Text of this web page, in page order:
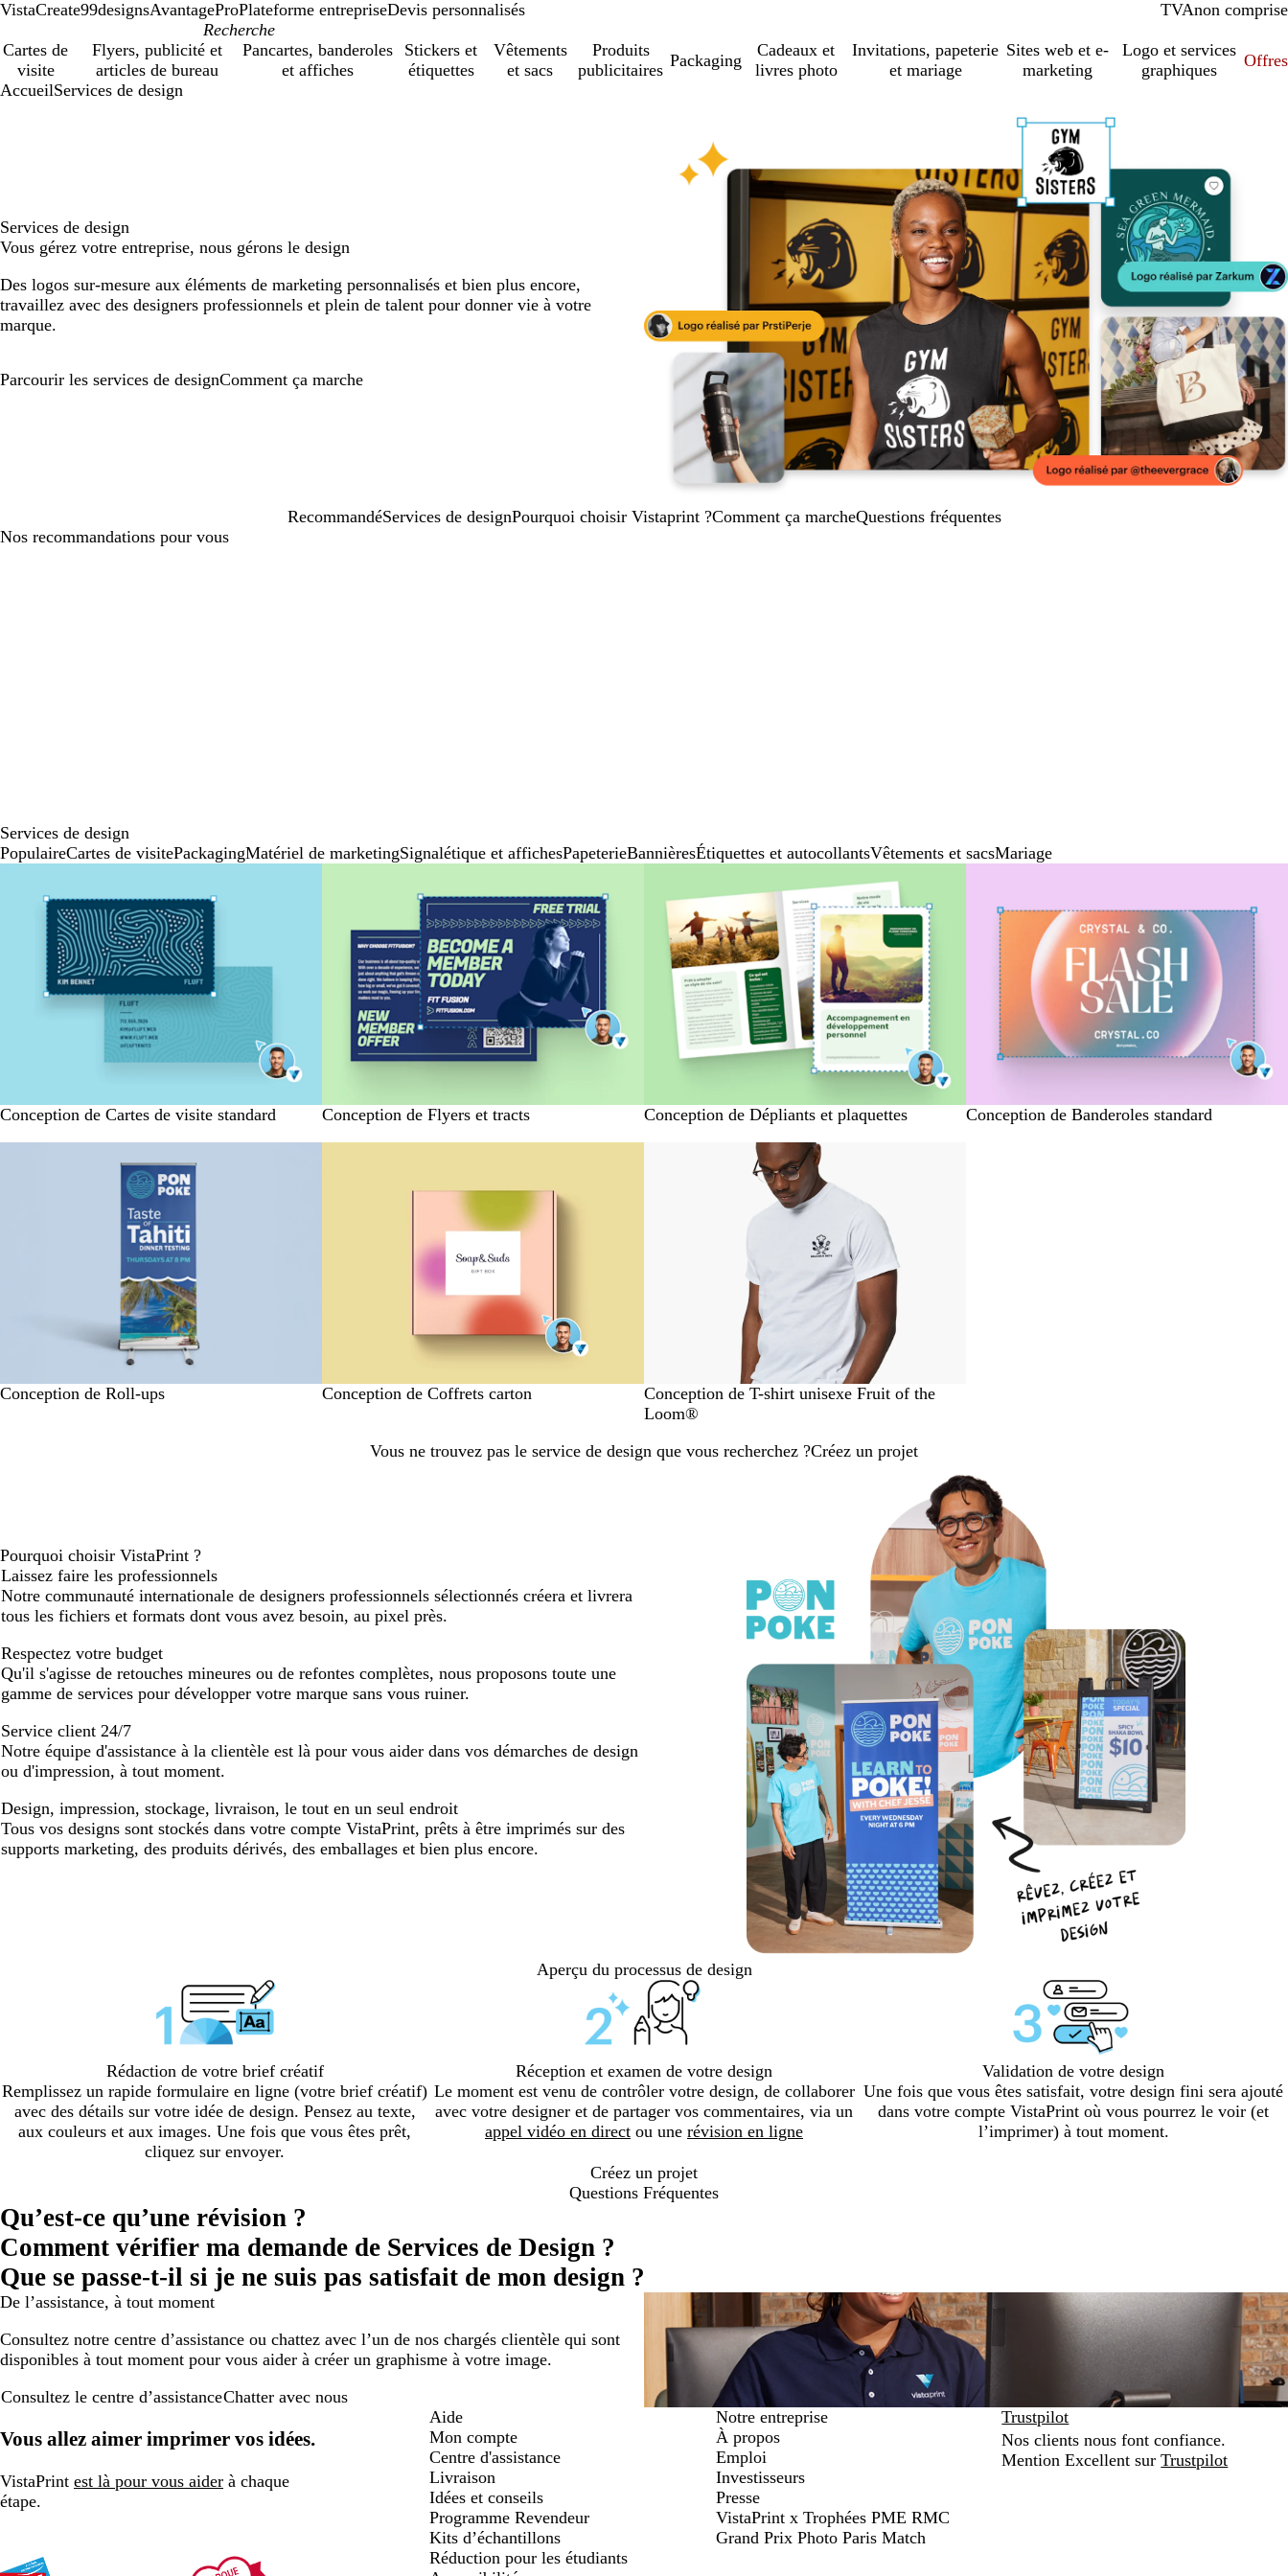
VistaCreate99designsAvantageProPlateforme entrepriseDevis personnalisés TVAcomprise
non comprise
Cartes de
visite
Flyers, publicité et
articles de bureau
Pancartes, banderoles
et affiches
Stickers et
étiquettes
Vêtements
et sacs
Produits
publicitaires
Packaging
Cadeaux et
livres photo
Invitations, papeterie
et mariage
Sites web et e-
marketing
Logo et services
graphiques
Offres
AccueilServices de design
Services de design
Vous gérez votre entreprise, nous gérons le design
Des logos sur-mesure aux éléments de marketing personnalisés et bien plus encore,
travaillez avec des designers professionnels et plein de talent pour donner vie à votre
marque.
Parcourir les services de designComment ça marche
RecommandéServices de designPourquoi choisir Vistaprint ?Comment ça marcheQuestions fréquentes
Nos recommandations pour vous
Services de design
PopulaireCartes de visitePackagingMatériel de marketingSignalétique et affichesPapeterieBannièresÉtiquettes et autocollantsVêtements et sacsMariage
Conception de Cartes de visite standard Conception de Flyers et tracts Conception de Dépliants et plaquettes Conception de Banderoles standard
Conception de Roll-ups Conception de Coffrets carton
Conception de T-shirt unisexe Fruit of the
Loom®
Vous ne trouvez pas le service de design que vous recherchez ?Créez un projet
Pourquoi choisir VistaPrint ?
Laissez faire les professionnels
Notre communauté internationale de designers professionnels sélectionnés créera et livrera
tous les fichiers et formats dont vous avez besoin, au pixel près.
Respectez votre budget
Qu'il s'agisse de retouches mineures ou de refontes complètes, nous proposons toute une
gamme de services pour développer votre marque sans vous ruiner.
Service client 24/7
Notre équipe d'assistance à la clientèle est là pour vous aider dans vos démarches de design
ou d'impression, à tout moment.
Design, impression, stockage, livraison, le tout en un seul endroit
Tous vos designs sont stockés dans votre compte VistaPrint, prêts à être imprimés sur des
supports marketing, des produits dérivés, des emballages et bien plus encore.
Aperçu du processus de design
Rédaction de votre brief créatif
Remplissez un rapide formulaire en ligne (votre brief créatif)
avec des détails sur votre idée de design. Pensez au texte,
aux couleurs et aux images. Une fois que vous êtes prêt,
cliquez sur envoyer.
Réception et examen de votre design
Le moment est venu de contrôler votre design, de collaborer
avec votre designer et de partager vos commentaires, via un
appel vidéo en direct ou une révision en ligne
Validation de votre design
Une fois que vous êtes satisfait, votre design fini sera ajouté
dans votre compte VistaPrint où vous pourrez le voir (et
l’imprimer) à tout moment.
Créez un projet
Questions Fréquentes
Qu’est-ce qu’une révision ?
Comment vérifier ma demande de Services de Design ?
Que se passe-t-il si je ne suis pas satisfait de mon design ?
De l’assistance, à tout moment
Consultez notre centre d’assistance ou chattez avec l’un de nos chargés clientèle qui sont
disponibles à tout moment pour vous aider à créer un graphisme à votre image.
Consultez le centre d’assistanceChatter avec nous
Vous allez aimer imprimer vos idées.
VistaPrint est là pour vous aider à chaque
étape.
Aide
Mon compte
Centre d'assistance
Livraison
Idées et conseils
Programme Revendeur
Kits d’échantillons
Réduction pour les étudiants
Notre entreprise
À propos
Emploi
Investisseurs
Presse
VistaPrint x Trophées PME RMC
Grand Prix Photo Paris Match
Trustpilot
Nos clients nous font confiance.
Mention Excellent surTrustpilot